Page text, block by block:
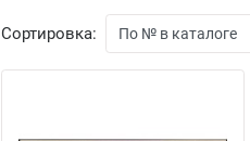
Сортировка: